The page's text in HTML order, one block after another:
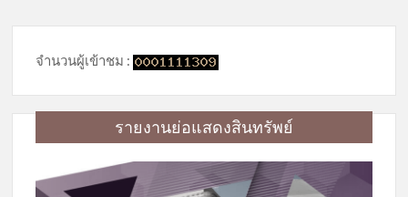
จำนวนผู้เข้าชม :
รายงานย่อแสดงสินทรัพย์